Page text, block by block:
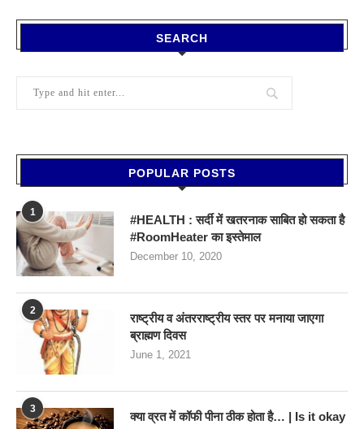
SEARCH
POPULAR POSTS
1
#HEALTH : सर्दी में खतरनाक साबित हो सकता है
#RoomHeater का इस्तेमाल
December 10, 2020
2
राष्ट्रीय व अंतरराष्ट्रीय स्तर पर मनाया जाएगा
ब्राह्मण दिवस
June 1, 2021
3
क्या व्रत में कॉफी पीना ठीक होता है… | Is it okay